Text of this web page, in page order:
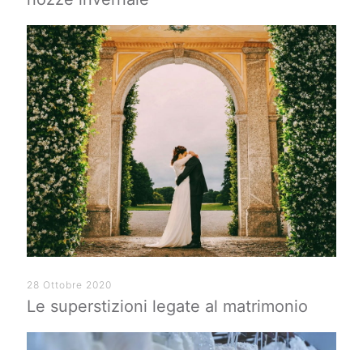
28 Ottobre 2020
Le superstizioni legate al matrimonio